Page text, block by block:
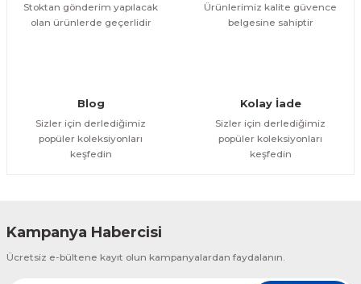
Stoktan gönderim yapılacak
olan ürünlerde geçerlidir
Ürünlerimiz kalite güvence
belgesine sahiptir
Blog
Sizler için derlediğimiz
popüler koleksiyonları
keşfedin
Kolay İade
Sizler için derlediğimiz
popüler koleksiyonları
keşfedin
Kampanya Habercisi
Ücretsiz e-bültene kayıt olun kampanyalardan faydalanın.